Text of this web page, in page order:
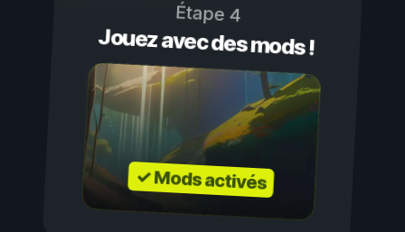
Étape 4
Jouez avec des mods !
✓ Mods activés